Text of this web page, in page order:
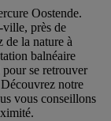
Oostende.
ville, près de
de la nature à
balnéaire
se retrouver
notre
vous conseillons